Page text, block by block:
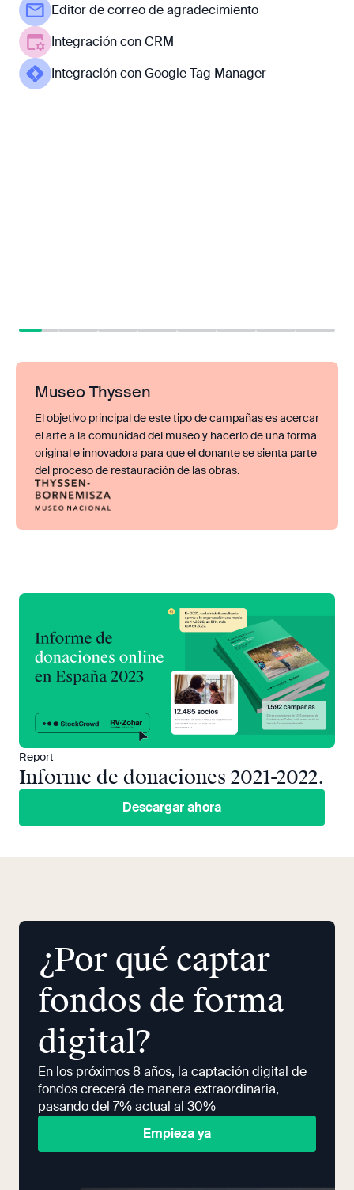
Editor de correo de agradecimiento
Integración con CRM
Integración con Google Tag Manager
Museo Thyssen
El objetivo principal de este tipo de campañas es acercar
el arte a la comunidad del museo y hacerlo de una forma
original e innovadora para que el donante se sienta parte
del proceso de restauración de las obras.
Report
Informe de donaciones 2021-2022.
Descargar ahora
¿Por qué captar
fondos de forma
digital?
En los próximos 8 años, la captación digital de
fondos crecerá de manera extraordinaria,
pasando del 7% actual al 30%
Empieza ya